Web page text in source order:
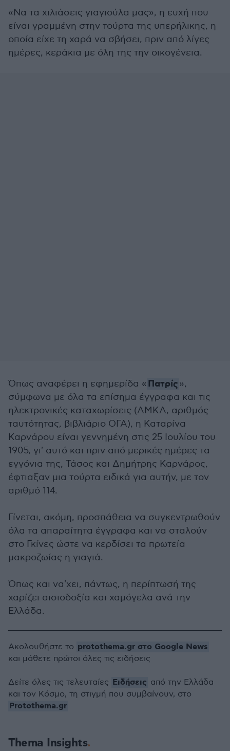
«Να τα χιλιάσεις γιαγιούλα μας», η ευχή που
είναι γραμμένη στην τούρτα της υπερήλικης, η
οποία είχε τη χαρά να σβήσει, πριν από λίγες
ημέρες, κεράκια με όλη της την οικογένεια.
Όπως αναφέρει η εφημερίδα « Πατρίς»,
σύμφωνα με όλα τα επίσημα έγγραφα και τις
ηλεκτρονικές καταχωρίσεις (ΑΜΚΑ, αριθμός
ταυτότητας, βιβλιάριο ΟΓΑ), η Καταρίνα
Καρνάρου είναι γεννημένη στις 25 Ιουλίου του
1905, γι' αυτό και πριν από μερικές ημέρες τα
εγγόνια της, Τάσος και Δημήτρης Καρνάρος,
έφτιαξαν μια τούρτα ειδικά για αυτήν, με τον
αριθμό 114.
Γίνεται, ακόμη, προσπάθεια να συγκεντρωθούν
όλα τα απαραίτητα έγγραφα και να σταλούν
στο Γκίνες ώστε να κερδίσει τα πρωτεία
μακροζωίας η γιαγιά.
Όπως και να'χει, πάντως, η περίπτωσή της
χαρίζει αισιοδοξία και χαμόγελα ανά την
Ελλάδα.
Thema Insights
Ακολουθήστε το protothema.gr στο Google News
και μάθετε πρώτοι όλες τις ειδήσεις
Δείτε όλες τις τελευταίες Ειδήσεις από την Ελλάδα
και τον Κόσμο, τη στιγμή που συμβαίνουν, στο
Protothema.gr